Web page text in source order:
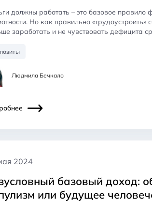
должны работать – это базовое правило
Но как правильно «трудоустроить»
заработать и не чувствовать дефицита
Людмила Бечкало
2024
базовый доход:
или будущее